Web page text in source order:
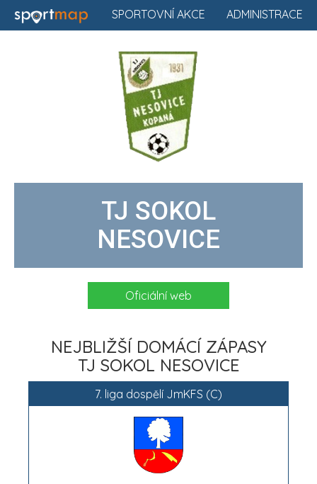
ADMINISTRACE
SPORTOVNÍ AKCE
TJ SOKOL
NESOVICE
Oficiální web
NEJBLIŽŠÍ DOMÁCÍ ZÁPASY
TJ SOKOL NESOVICE
7. liga dospělí JmKFS (C)